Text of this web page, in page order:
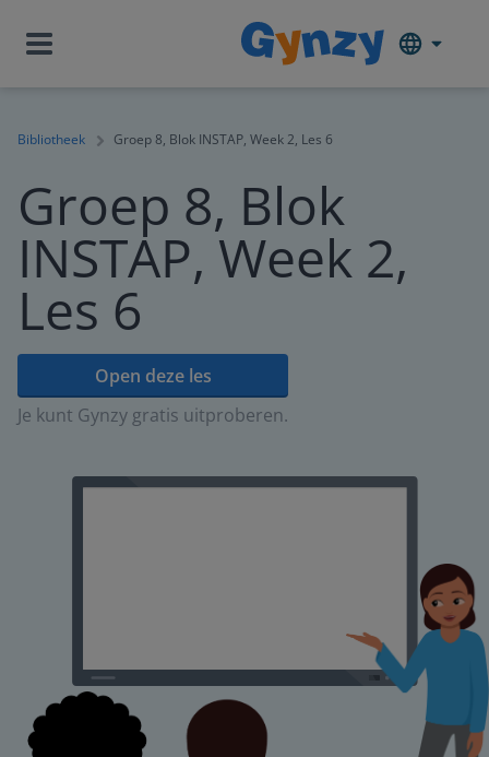
Bibliotheek Groep 8, Blok INSTAP, Week 2, Les 6
Groep 8, Blok
INSTAP, Week 2,
Les 6
Open deze les
Je kunt Gynzy gratis uitproberen.